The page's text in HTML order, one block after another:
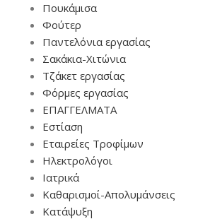
Πουκάμισα
Φούτερ
Παντελόνια εργασίας
Σακάκια-Χιτώνια
Τζάκετ εργασίας
Φόρμες εργασίας
ΕΠΑΓΓΕΛΜΑΤΑ
Εστίαση
Εταιρείες Τροφίμων
Ηλεκτρολόγοι
Ιατρικά
Καθαρισμοί-Απολυμάνσεις
Κατάψυξη